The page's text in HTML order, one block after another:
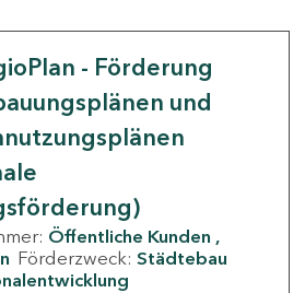
- Förderung
und
Öffentliche Kunden
Förderzweck: Städtebau